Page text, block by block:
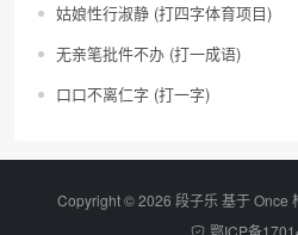
姑娘性行淑静 (打四字体育项目)
无亲笔批件不办 (打一成语)
口口不离仁字 (打一字)
Copyright © 2026 段子乐 基于 Once
鄂ICP备